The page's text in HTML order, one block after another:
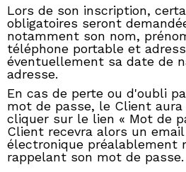
Lors de son inscription,
obligatoires seront
notamment son nom,
téléphone portable et
éventuellement sa date de
adresse.
En cas de perte ou d'oubli
mot de passe, le Client
cliquer sur le lien « Mot de
Client recevra alors un
électronique préalablement
rappelant son mot de passe.